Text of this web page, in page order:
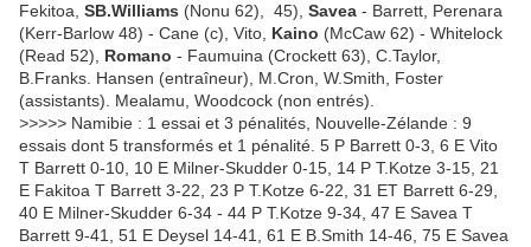
Fekitoa, SB.Williams (Nonu 62), 45), Savea - Barrett, Perenara
(Kerr-Barlow 48) - Cane (c), Vito, Kaino (McCaw 62) - Whitelock
(Read 52), Romano - Faumuina (Crockett 63), C.Taylor,
B.Franks. Hansen (entraîneur), M.Cron, W.Smith, Foster
(assistants). Mealamu, Woodcock (non entrés).
>>>>> Namibie : 1 essai et 3 pénalités, Nouvelle-Zélande : 9
essais dont 5 transformés et 1 pénalité. 5 P Barrett 0-3, 6 E Vito
T Barrett 0-10, 10 E Milner-Skudder 0-15, 14 P T.Kotze 3-15, 21
E Fakitoa T Barrett 3-22, 23 P T.Kotze 6-22, 31 ET Barrett 6-29,
40 E Milner-Skudder 6-34 - 44 P T.Kotze 9-34, 47 E Savea T
Barrett 9-41, 51 E Deysel 14-41, 61 E B.Smith 14-46, 75 E Savea